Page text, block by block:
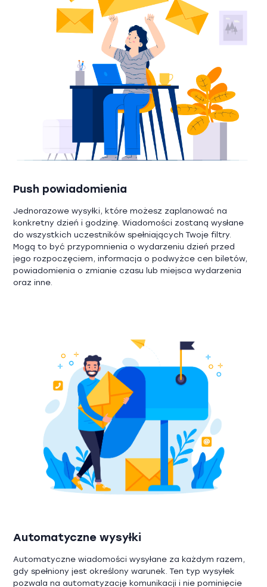
Push powiadomienia
Jednorazowe wysyłki, które możesz zaplanować na
konkretny dzień i godzinę. Wiadomości zostaną wysłane
do wszystkich uczestników spełniających Twoje filtry.
Mogą to być przypomnienia o wydarzeniu dzień przed
jego rozpoczęciem, informacja o podwyżce cen biletów,
powiadomienia o zmianie czasu lub miejsca wydarzenia
oraz inne.
Automatyczne wysyłki
Automatyczne wiadomości wysyłane za każdym razem,
gdy spełniony jest określony warunek. Ten typ wysyłek
pozwala na automatyzację komunikacji i nie pominięcie